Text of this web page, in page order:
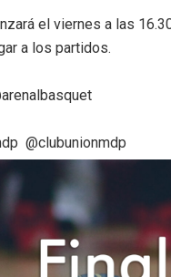
el viernes a las
a los partidos.
@clubunionmdp